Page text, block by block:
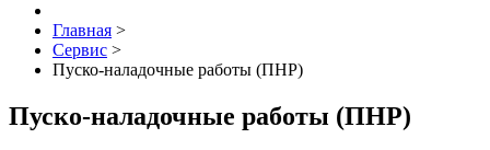
Главная >
Сервис >
Пуско-наладочные работы (ПНР)
Пуско-наладочные работы (ПНР)